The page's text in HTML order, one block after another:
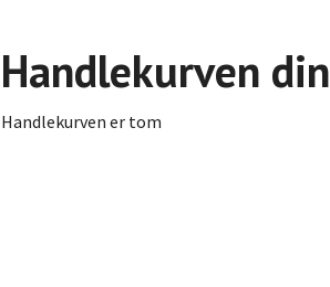
Handlekurven din
Handlekurven er tom